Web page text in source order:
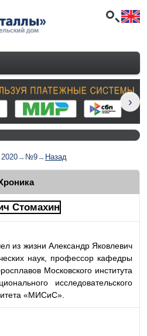
2020→ №9→ Назад
Стомахин
из жизни Александр Яковлевич
наук, профессор кафедры
Московского института
исследовательского
«МИСиС».